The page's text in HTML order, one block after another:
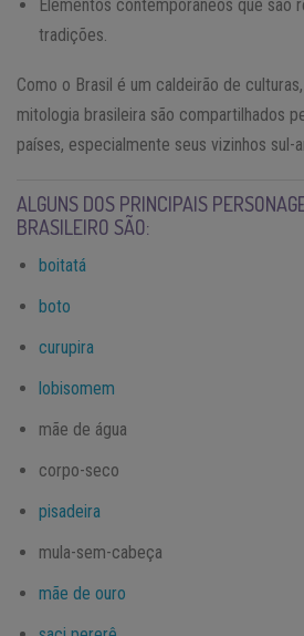
Elementos contemporâneos que são
tradições.
Como o Brasil é um caldeirão de
mitologia brasileira são compartilhados
países, especialmente seus vizinhos sul-
ALGUNS DOS PRINCIPAIS
BRASILEIRO SÃO:
boitatá
boto
curupira
lobisomem
mãe de água
corpo-seco
pisadeira
mula-sem-cabeça
mãe de ouro